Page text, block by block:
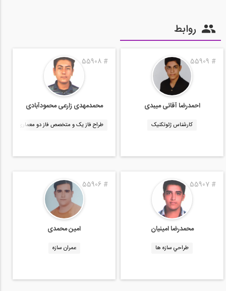
روابط
#
55909
احمدرضا آقائی میبدی
کارشناس ژئوتکنیک
#
55908
محمدمهدی زارعی محمودآبادی
طراح فاز یک و متخصص فاز دو معماری
#
55907
محمدرضا امینیان
طراحي سازه ها
#
55906
امین محمدی
عمران سازه